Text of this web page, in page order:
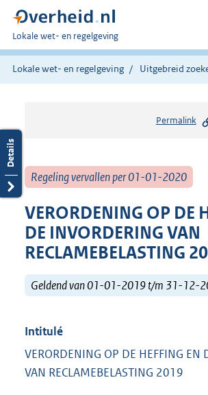
U
bent
hier:
Lokale wet- en regelgeving
Lokale wet- en regelgeving Uitgebreid
Permalink
Regeling vervallen per 01-01-2020
VERORDENING OP DE
DE INVORDERING VAN
RECLAMEBELASTING
Geldend van 01-01-2019 t/m 31-12-
Intitulé
VERORDENING OP DE HEFFING EN
VAN RECLAMEBELASTING 2019